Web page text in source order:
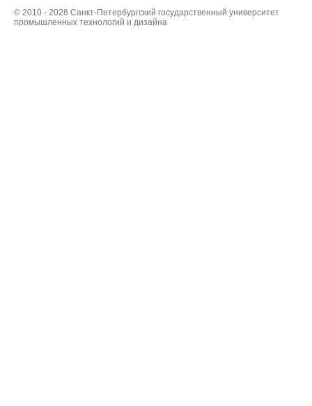
© 2010 - 2026 Санкт-Петербургский государственный университет
промышленных технологий и дизайна